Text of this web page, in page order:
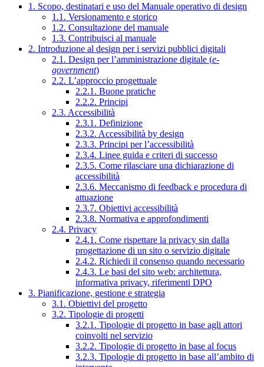
1. Scopo, destinatari e uso del Manuale operativo di design
1.1. Versionamento e storico
1.2. Consultazione del manuale
1.3. Contribuisci al manuale
2. Introduzione al design per i servizi pubblici digitali
2.1. Design per l’amministrazione digitale (e-
government)
2.2. L’approccio progettuale
2.2.1. Buone pratiche
2.2.2. Principi
2.3. Accessibilità
2.3.1. Definizione
2.3.2. Accessibilità by design
2.3.3. Principi per l’accessibilità
2.3.4. Linee guida e criteri di successo
2.3.5. Come rilasciare una dichiarazione di
accessibilità
2.3.6. Meccanismo di feedback e procedura di
attuazione
2.3.7. Obiettivi accessibilità
2.3.8. Normativa e approfondimenti
2.4. Privacy
2.4.1. Come rispettare la privacy sin dalla
progettazione di un sito o servizio digitale
2.4.2. Richiedi il consenso quando necessario
2.4.3. Le basi del sito web: architettura,
informativa privacy, riferimenti DPO
3. Pianificazione, gestione e strategia
3.1. Obiettivi del progetto
3.2. Tipologie di progetti
3.2.1. Tipologie di progetto in base agli attori
coinvolti nel servizio
3.2.2. Tipologie di progetto in base al focus
3.2.3. Tipologie di progetto in base all’ambito di